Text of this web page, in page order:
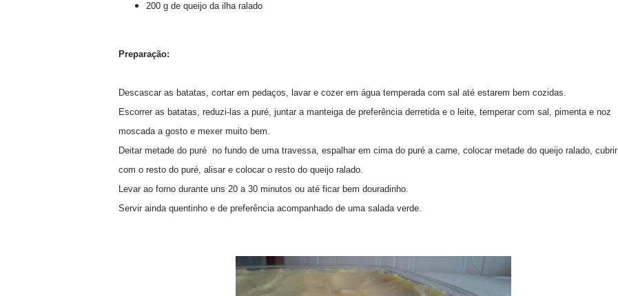
200 g de queijo da ilha ralado
Preparação:
Descascar as batatas, cortar em pedaços, lavar e cozer em água temperada com sal até estarem bem cozidas.
Escorrer as batatas, reduzi-las a puré, juntar a manteiga de preferência derretida e o leite, temperar com sal, pimenta e noz
moscada a gosto e mexer muito bem.
Deitar metade do puré no fundo de uma travessa, espalhar em cima do puré a carne, colocar metade do queijo ralado, cubrir
com o resto do puré, alisar e colocar o resto do queijo ralado.
Levar ao forno durante uns 20 a 30 minutos ou até ficar bem douradinho.
Servir ainda quentinho e de preferência acompanhado de uma salada verde.